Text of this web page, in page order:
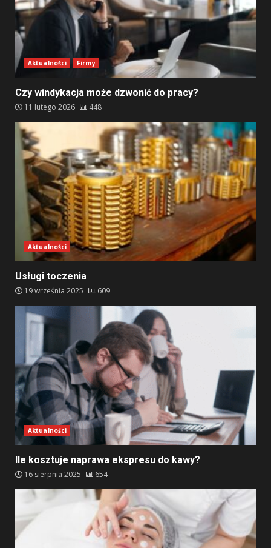
Aktualności Firmy
Czy windykacja może dzwonić do pracy?
11 lutego 2026 448
Aktualności
Usługi toczenia
19 września 2025 609
Aktualności
Ile kosztuje naprawa ekspresu do kawy?
16 sierpnia 2025 654